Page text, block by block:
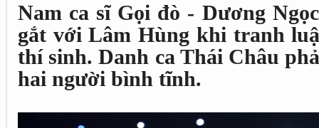
Nam ca sĩ Gọi đò - Dương
gắt với Lâm Hùng khi tranh
thí sinh. Danh ca Thái Châu
hai người bình tĩnh.